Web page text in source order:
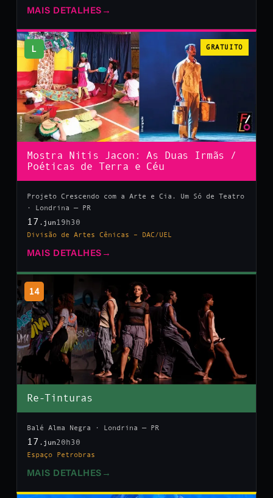
MAIS DETALHES →
L GRATUITO
Mostra Nitis Jacon: As Duas Irmãs /
Poéticas de Terra e Céu
Projeto Crescendo com a Arte e Cia. Um Só de Teatro
· Londrina — PR
17 .jun 19h30
Divisão de Artes Cênicas – DAC/UEL
MAIS DETALHES →
14
Re-Tinturas
Balé Alma Negra · Londrina — PR
17 .jun20h30
Espaço Petrobras
MAIS DETALHES →